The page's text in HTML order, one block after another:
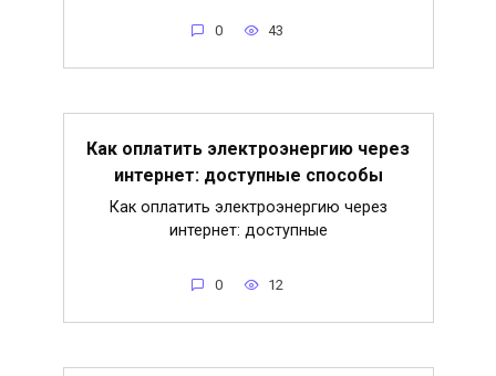
0 43
Как оплатить электроэнергию через
интернет: доступные способы
Как оплатить электроэнергию через
интернет: доступные
0 12